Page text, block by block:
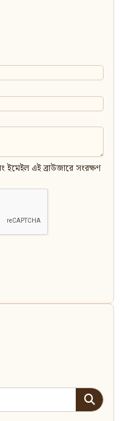
ইমেইল এই ব্রাউজারে সংরক্ষণ